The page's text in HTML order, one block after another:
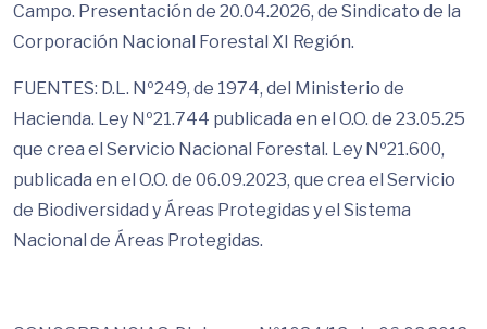
Campo. Presentación de 20.04.2026, de Sindicato de la
Corporación Nacional Forestal XI Región.
FUENTES: D.L. Nº249, de 1974, del Ministerio de
Hacienda. Ley Nº21.744 publicada en el O.O. de 23.05.25
que crea el Servicio Nacional Forestal. Ley Nº21.600,
publicada en el O.O. de 06.09.2023, que crea el Servicio
de Biodiversidad y Áreas Protegidas y el Sistema
Nacional de Áreas Protegidas.